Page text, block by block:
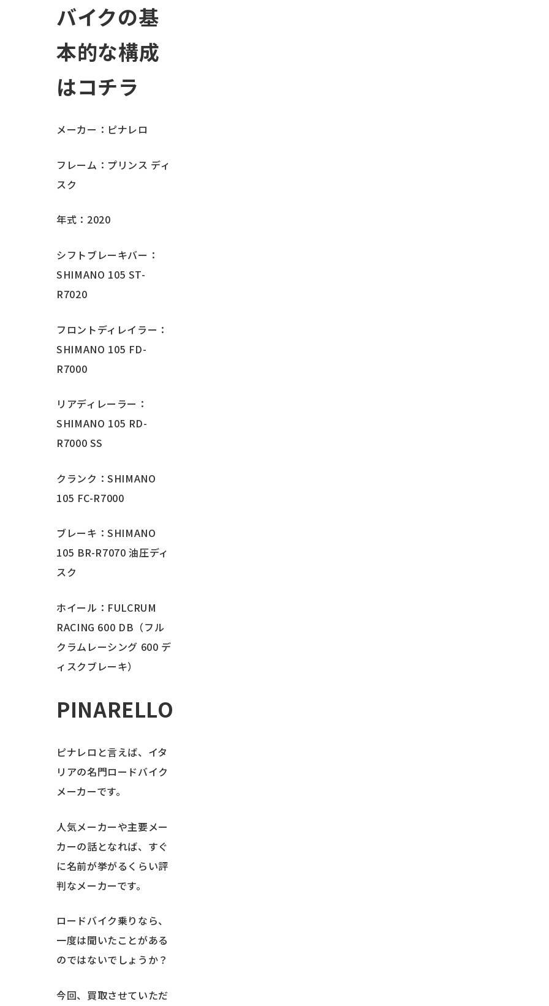
バイクの基
本的な構成
はコチラ
メーカー：ピナレロ
フレーム：プリンス ディ
スク
年式：2020
シフトブレーキバー：
SHIMANO 105 ST-
R7020
フロントディレイラー：
SHIMANO 105 FD-
R7000
リアディレーラー：
SHIMANO 105 RD-
R7000 SS
クランク：SHIMANO
105 FC-R7000
ブレーキ：SHIMANO
105 BR-R7070 油圧ディ
スク
ホイール：FULCRUM
RACING 600 DB（フル
クラムレーシング 600 デ
ィスクブレーキ）
PINARELLO
ピナレロと言えば、イタ
リアの名門ロードバイク
メーカーです。
人気メーカーや主要メー
カーの話となれば、すぐ
に名前が挙がるくらい評
判なメーカーです。
ロードバイク乗りなら、
一度は聞いたことがある
のではないでしょうか？
今回、買取させていただ